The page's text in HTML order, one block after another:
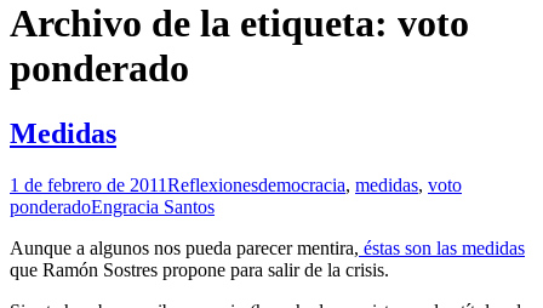
Archivo de la etiqueta: voto
ponderado
Medidas
1 de febrero de 2011Reflexionesdemocracia, medidas, voto
ponderadoEngracia Santos
Aunque a algunos nos pueda parecer mentira, éstas son las medidas
que Ramón Sostres propone para salir de la crisis.